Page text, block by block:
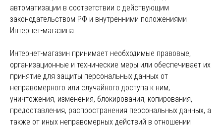
автоматизации в соответствии с действующим
законодательством РФ и внутренними положениями
Интернет-магазина.
Интернет-магазин принимает необходимые правовые,
организационные и технические меры или обеспечивает их
принятие для защиты персональных данных от
неправомерного или случайного доступа к ним,
уничтожения, изменения, блокирования, копирования,
предоставления, распространения персональных данных, а
также от иных неправомерных действий в отношении